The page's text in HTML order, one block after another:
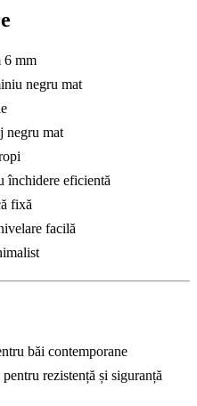
6 mm
negru mat
negru mat
închidere eficientă
fixă
facilă
băi contemporane
rezistență și siguranță